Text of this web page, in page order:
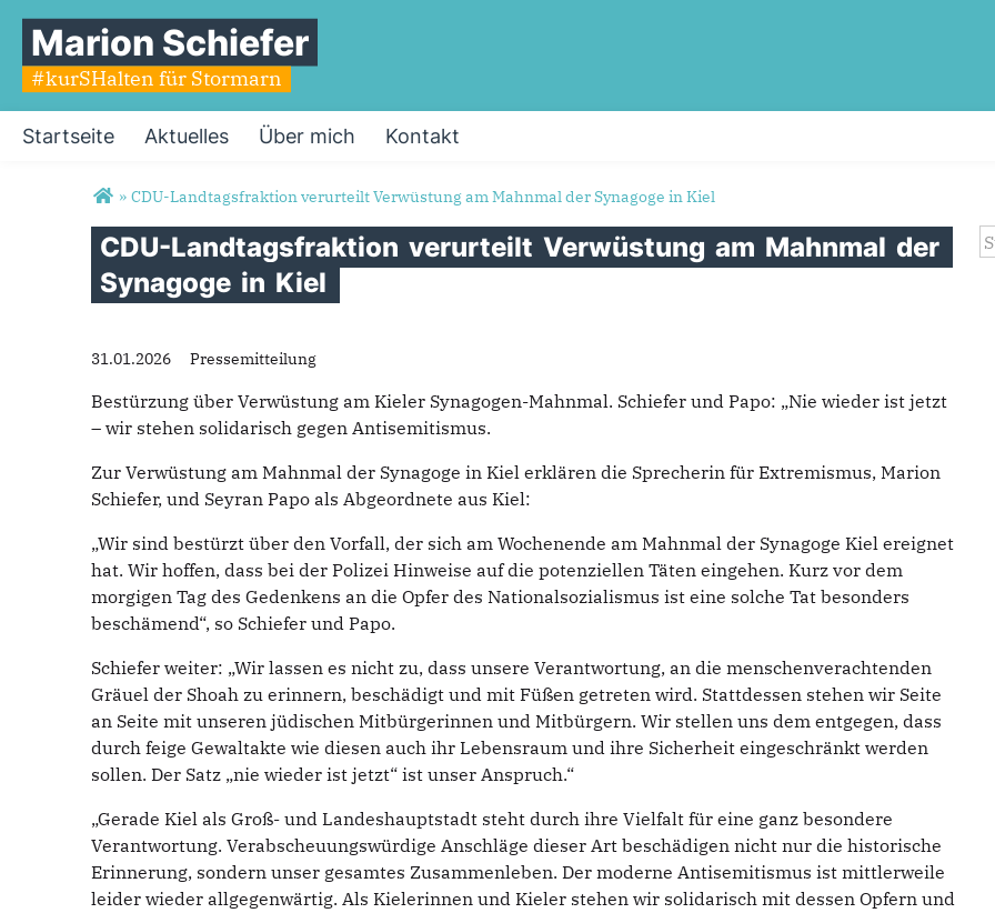
Marion Schiefer
#kurSHalten für Stormarn
Startseite Aktuelles Über mich Kontakt
Sie sind hier
» CDU-Landtagsfraktion verurteilt Verwüstung am Mahnmal der Synagoge in Kiel
CDU-Landtagsfraktion verurteilt Verwüstung am Mahnmal der
Synagoge in Kiel
31.01.2026 Pressemitteilung
Bestürzung über Verwüstung am Kieler Synagogen-Mahnmal. Schiefer und Papo: „Nie wieder ist jetzt
– wir stehen solidarisch gegen Antisemitismus.
Zur Verwüstung am Mahnmal der Synagoge in Kiel erklären die Sprecherin für Extremismus, Marion
Schiefer, und Seyran Papo als Abgeordnete aus Kiel:
„Wir sind bestürzt über den Vorfall, der sich am Wochenende am Mahnmal der Synagoge Kiel ereignet
hat. Wir hoffen, dass bei der Polizei Hinweise auf die potenziellen Täten eingehen. Kurz vor dem
morgigen Tag des Gedenkens an die Opfer des Nationalsozialismus ist eine solche Tat besonders
beschämend“, so Schiefer und Papo.
Schiefer weiter: „Wir lassen es nicht zu, dass unsere Verantwortung, an die menschenverachtenden
Gräuel der Shoah zu erinnern, beschädigt und mit Füßen getreten wird. Stattdessen stehen wir Seite
an Seite mit unseren jüdischen Mitbürgerinnen und Mitbürgern. Wir stellen uns dem entgegen, dass
durch feige Gewaltakte wie diesen auch ihr Lebensraum und ihre Sicherheit eingeschränkt werden
sollen. Der Satz „nie wieder ist jetzt“ ist unser Anspruch.“
„Gerade Kiel als Groß- und Landeshauptstadt steht durch ihre Vielfalt für eine ganz besondere
Verantwortung. Verabscheuungswürdige Anschläge dieser Art beschädigen nicht nur die historische
Erinnerung, sondern unser gesamtes Zusammenleben. Der moderne Antisemitismus ist mittlerweile
leider wieder allgegenwärtig. Als Kielerinnen und Kieler stehen wir solidarisch mit dessen Opfern und